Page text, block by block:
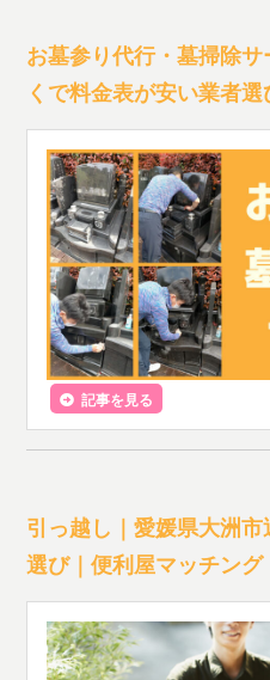
お墓参り代行・墓掃除
くで料金表が安い業者
記事を見る
引っ越し｜愛媛県大洲
選び｜便利屋マッチング